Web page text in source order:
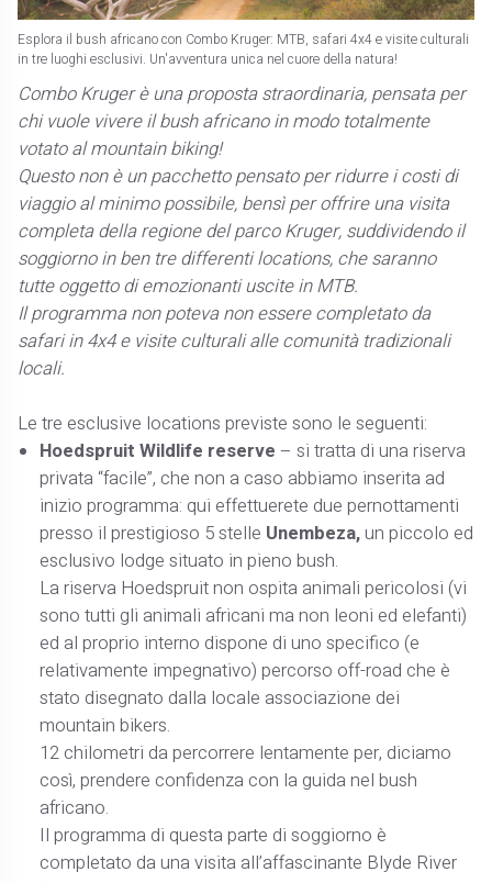
Esplora il bush africano con Combo Kruger: MTB, safari 4x4 e visite culturali
in tre luoghi esclusivi. Un'avventura unica nel cuore della natura!
Combo Kruger è una proposta straordinaria, pensata per
chi vuole vivere il bush africano in modo totalmente
votato al mountain biking!
Questo non è un pacchetto pensato per ridurre i costi di
viaggio al minimo possibile, bensì per offrire una visita
completa della regione del parco Kruger, suddividendo il
soggiorno in ben tre differenti locations, che saranno
tutte oggetto di emozionanti uscite in MTB.
Il programma non poteva non essere completato da
safari in 4x4 e visite culturali alle comunità tradizionali
locali.
Le tre esclusive locations previste sono le seguenti:
Hoedspruit Wildlife reserve – si tratta di una riserva
privata “facile”, che non a caso abbiamo inserita ad
inizio programma: qui effettuerete due pernottamenti
presso il prestigioso 5 stelle Unembeza,un piccolo ed
esclusivo lodge situato in pieno bush.
La riserva Hoedspruit non ospita animali pericolosi (vi
sono tutti gli animali africani ma non leoni ed elefanti)
ed al proprio interno dispone di uno specifico (e
relativamente impegnativo) percorso off-road che è
stato disegnato dalla locale associazione dei
mountain bikers.
12 chilometri da percorrere lentamente per, diciamo
così, prendere confidenza con la guida nel bush
africano.
Il programma di questa parte di soggiorno è
completato da una visita all’affascinante Blyde River